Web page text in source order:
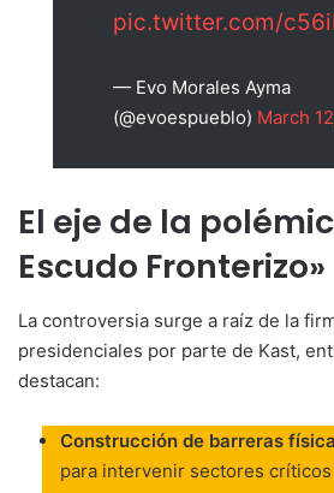
pic.twitter.com/
— Evo Morales Ayma
(@evoespueblo) March
El eje de la
Escudo Fronterizo»
La controversia surge a raíz de la
presidenciales por parte de Kast,
destacan:
Construcción de barreras
para intervenir sectores